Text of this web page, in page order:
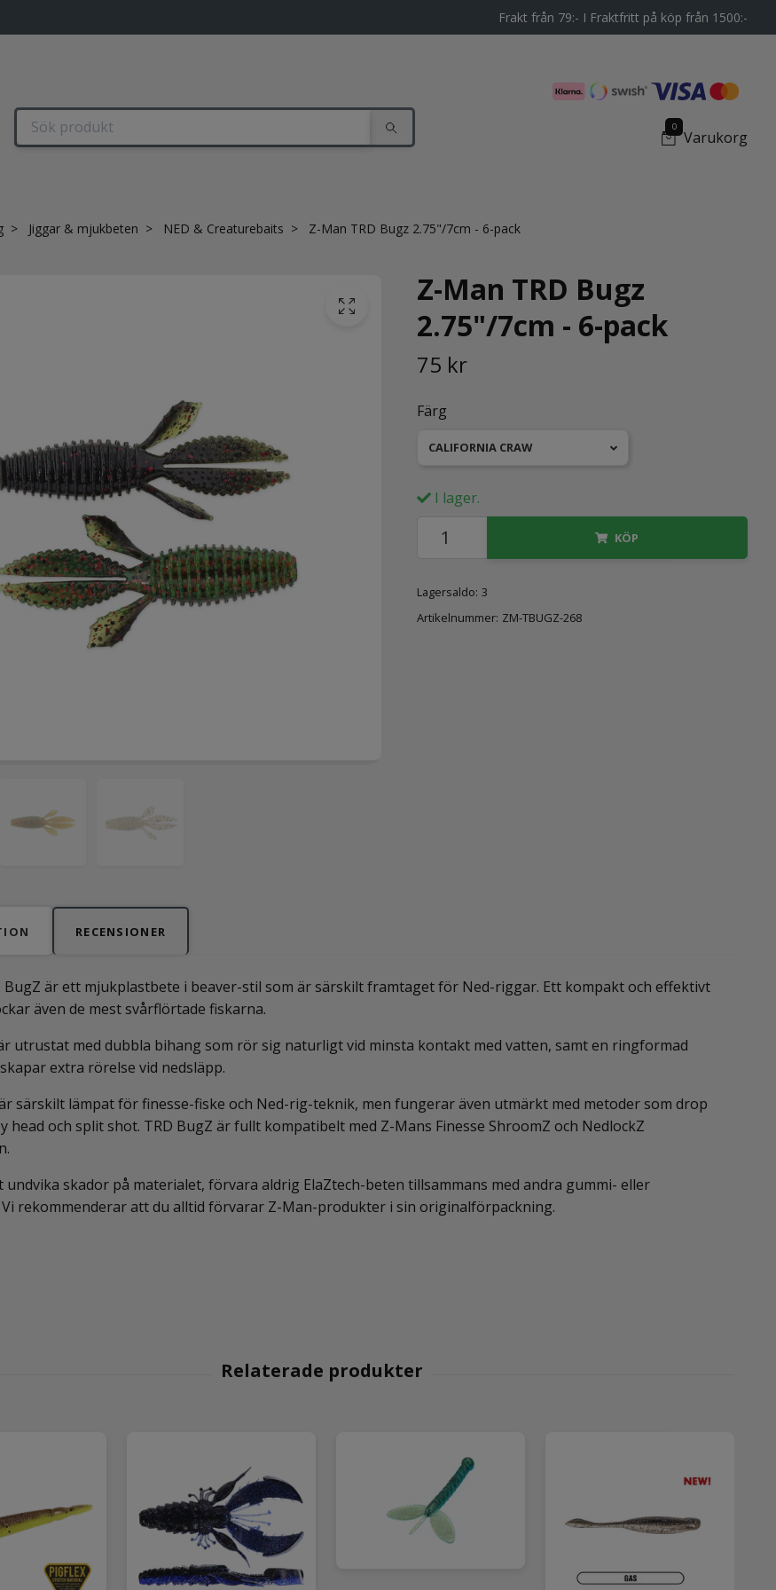
Frakt från 79:- I Fraktfritt på köp från 1500:-
0
Varukorg
Jiggar & mjukbeten NED & Creaturebaits Z-Man TRD Bugz 2.75"/7cm - 6-pack
Z-Man TRD Bugz
2.75"/7cm - 6-pack
75 kr
Färg
CALIFORNIA CRAW
I lager.
KÖP
Lagersaldo: 3
Artikelnummer: ZM-TBUGZ-268
RECENSIONER
BugZ är ett mjukplastbete i beaver-stil som är särskilt framtaget för Ned-riggar. Ett kompakt och effektivt
även de mest svårflörtade fiskarna.
utrustat med dubbla bihang som rör sig naturligt vid minsta kontakt med vatten, samt en ringformad
extra rörelse vid nedsläpp.
särskilt lämpat för finesse-fiske och Ned-rig-teknik, men fungerar även utmärkt med metoder som drop
head och split shot. TRD BugZ är fullt kompatibelt med Z-Mans Finesse ShroomZ och NedlockZ
undvika skador på materialet, förvara aldrig ElaZtech-beten tillsammans med andra gummi- eller
rekommenderar att du alltid förvarar Z-Man-produkter i sin originalförpackning.